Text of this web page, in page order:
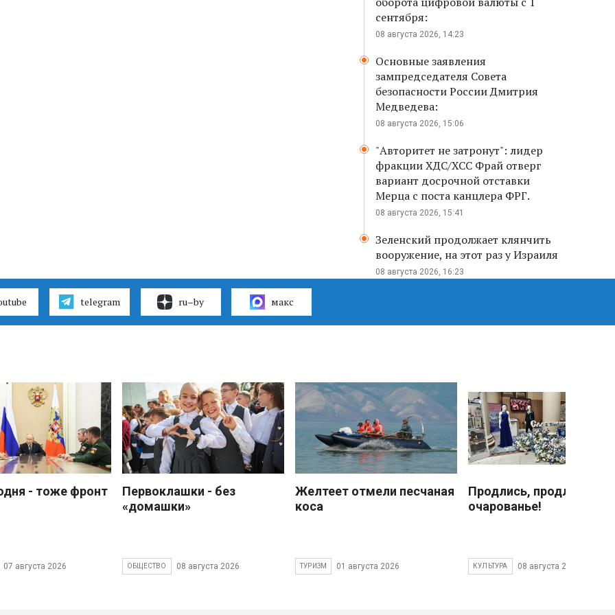
сентября:
08 августа 2026, 14:23
Основные заявления
зампредседателя Совета
безопасности России Дмитрия
Медведева:
08 августа 2026, 15:06
"Авторитет не затронут": лидер
фракции ХДС/ХСС Фрай отверг
вариант досрочной отставки
Мерца с поста канцлера ФРГ.
08 августа 2026, 15:41
Зеленский продолжает клянчить
вооружение, на этот раз у Израиля
08 августа 2026, 16:23
telegram ru–by макс
- тоже фронт
07 августа 2026
Первоклашки - без
«домашки»
ОБЩЕСТВО 08 августа 2026
Желтеет отмели песчаная
коса
ТУРИЗМ 01 августа 2026
Продлись, продлись
очарованье!
КУЛЬТУРА 08 августа 2026